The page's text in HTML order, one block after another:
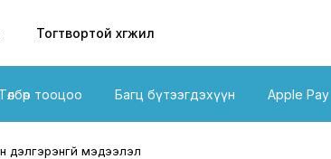
Тогтвортой хөгжил
Төлбөр тооцоо Багц бүтээгдэхүүн Apple Pay
мэдээлэл